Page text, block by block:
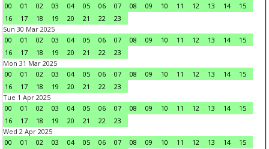
00
01 02 03 04 05 06 07 08 09 10 11 12 13 14
15
16
17 18 19 20 21 22
23
Sun 30 Mar 2025
00
01 02 03 04 05 06 07 08 09 10 11 12 13 14
15
16
17 18 19 20 21 22
23
Mon 31 Mar 2025
00
01 02 03 04 05 06 07 08 09 10 11 12 13 14
15
16
17 18 19 20 21 22
23
Tue 1 Apr 2025
00
01 02 03 04 05 06 07 08 09 10 11 12 13 14
15
16
17 18 19 20 21 22
23
Wed 2 Apr 2025
00
01 02 03 04 05 06 07 08 09 10 11 12 13 14
15